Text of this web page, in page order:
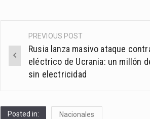
Post
navigation
PREVIOUS POST
Rusia lanza masivo ataque
eléctrico de Ucrania: un millón
sin electricidad
Posted in: Nacionales